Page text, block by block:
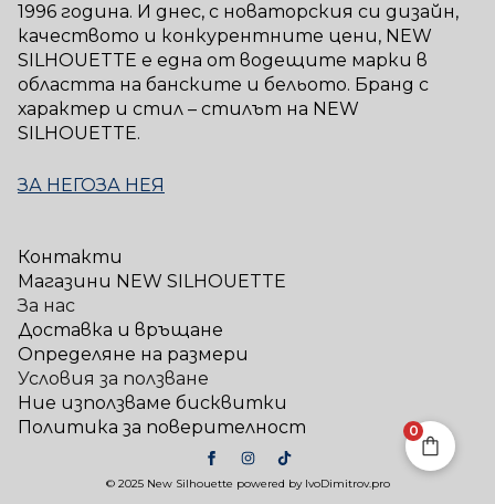
1996 година. И днес, с новаторския си дизайн,
качеството и конкурентните цени, NEW
SILHOUETTE е една от водещите марки в
областта на банските и бельото. Бранд с
характер и стил – стилът на NEW
SILHOUETTE.
ЗА НЕГОЗА НЕЯ
Контакти
Магазини NEW SILHOUETTE
За нас
Доставка и връщане
Определяне на размери
Условия за ползване
Ние използваме бисквитки
Политика за поверителност
© 2025 New Silhouette powered by IvoDimitrov.pro
0